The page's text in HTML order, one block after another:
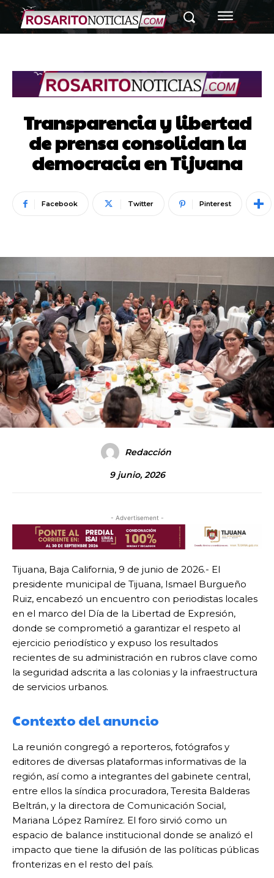
Transparencia y libertad
de prensa consolidan la
democracia en Tijuana
Facebook Twitter Pinterest
Redacción
9 junio, 2026
- Advertisement -
Tijuana, Baja California, 9 de junio de 2026.- El
presidente municipal de Tijuana, Ismael Burgueño
Ruiz, encabezó un encuentro con periodistas locales
en el marco del Día de la Libertad de Expresión,
donde se comprometió a garantizar el respeto al
ejercicio periodístico y expuso los resultados
recientes de su administración en rubros clave como
la seguridad adscrita a las colonias y la infraestructura
de servicios urbanos.
Contexto del anuncio
La reunión congregó a reporteros, fotógrafos y
editores de diversas plataformas informativas de la
región, así como a integrantes del gabinete central,
entre ellos la síndica procuradora, Teresita Balderas
Beltrán, y la directora de Comunicación Social,
Mariana López Ramírez. El foro sirvió como un
espacio de balance institucional donde se analizó el
impacto que tiene la difusión de las políticas públicas
fronterizas en el resto del país.